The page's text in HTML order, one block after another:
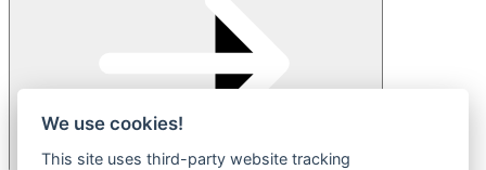
We use cookies!
This site uses third-party website tracking